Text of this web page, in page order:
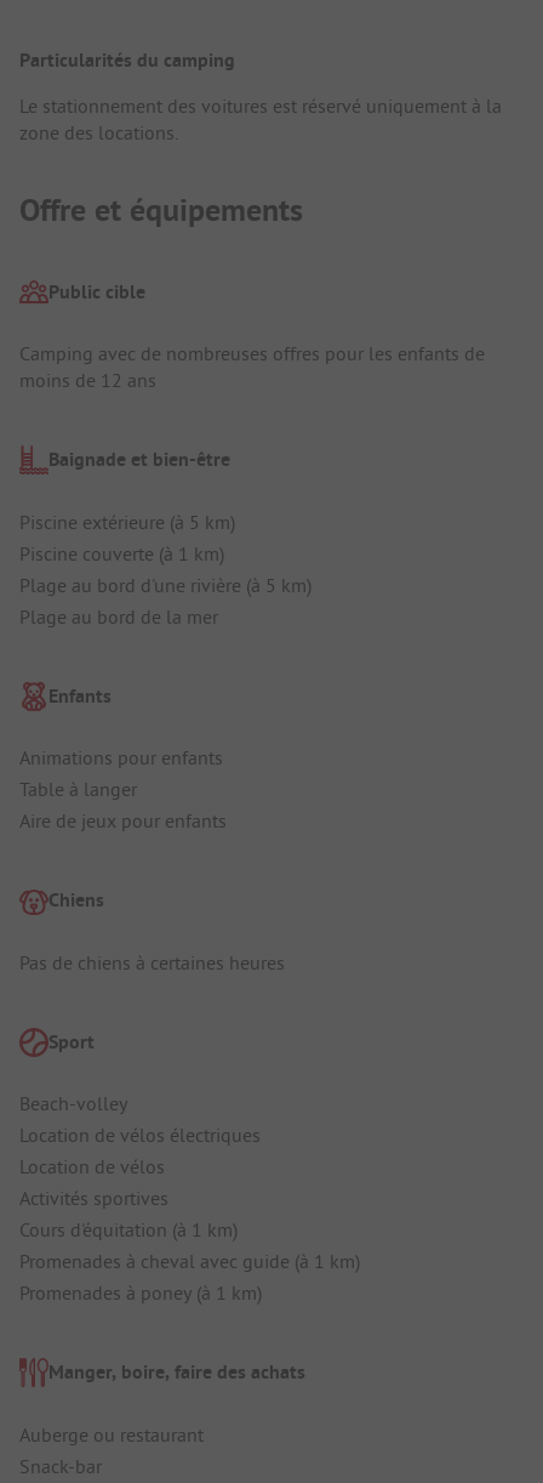
Particularités du camping
Le stationnement des voitures est réservé uniquement à la
zone des locations.
Offre et équipements
Public cible
Camping avec de nombreuses offres pour les enfants de
moins de 12 ans
Baignade et bien-être
Piscine extérieure (à 5 km)
Piscine couverte (à 1 km)
Plage au bord d'une rivière (à 5 km)
Plage au bord de la mer
Enfants
Animations pour enfants
Table à langer
Aire de jeux pour enfants
Chiens
Pas de chiens à certaines heures
Sport
Beach-volley
Location de vélos électriques
Location de vélos
Activités sportives
Cours d'équitation (à 1 km)
Promenades à cheval avec guide (à 1 km)
Promenades à poney (à 1 km)
Manger, boire, faire des achats
Auberge ou restaurant
Snack-bar